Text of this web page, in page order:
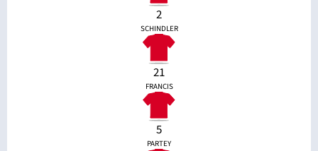
2
SCHINDLER
21
FRANCIS
5
PARTEY